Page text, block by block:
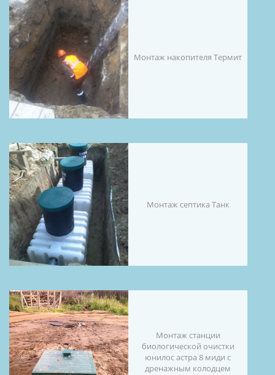
Монтаж накопителя Термит
Монтаж септика Танк
Монтаж станции
биологической очистки
юнилос астра 8 миди с
дренажным колодцем